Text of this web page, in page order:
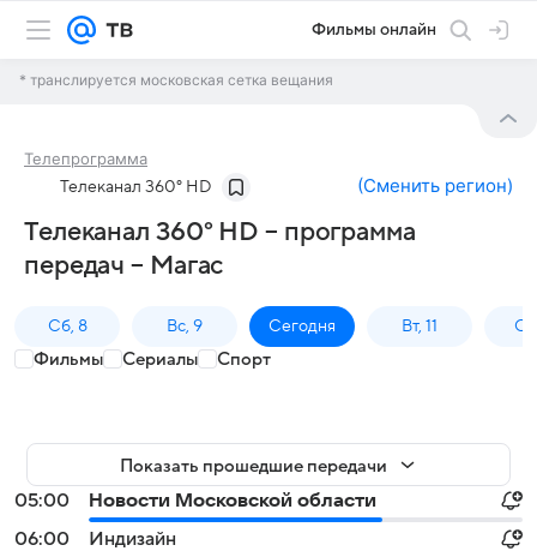
Фильмы онлайн
* транслируется московская сетка вещания
Телепрограмма
Телеканал 360° HD (Сменить регион)
Телеканал 360° HD – программа
передач – Магас
Сб, 8 Вс, 9 Сегодня Вт, 11
Фильмы Сериалы Спорт
Показать прошедшие передачи
05:00
Новости Московской области
06:00
Индизайн